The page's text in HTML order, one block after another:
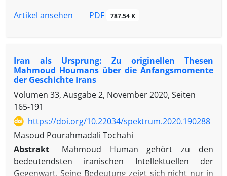
und der Bibel sind so zahlreich, dass niemand
jüdisch-christlichen Tradition darstellt. Dennoch
islamischen Konfessionen in grundlegenden
Glaubensfragen von den christlichen Konfessionen,
wobei die Kreuzigung von Jesus eine der
bedeutendsten Differenzen ist. Das wichtigste
Dokument dieses Glaubens ist Vers 157 der Sure
An-Nisa im Koran, der offen für Interpretationen ist.
Nach dem Tod des Propheten griffen arabische
Muslime 633 das benachbarte Sassanidenreich im
Norden an. Sie waren siegreich, und seitdem
nahmen die Perser den Islam als Staatsreligion an.
Artikel ansehen
PDF 787.54 K
Iran als Ursprung: Zu originellen Thesen
Mahmoud Houmans über die Anfangsmomente
der Geschichte Irans
Volumen 33, Ausgabe 2, November 2020, Seiten
165-191
https://doi.org/10.22034/spektrum.2020.190288
Masoud Pourahmadali Tochahi
Abstrakt
Mahmoud Human gehört zu den
bedeutendsten iranischen Intellektuellen der
Gegenwart. Seine Bedeutung zeigt sich nicht nur in